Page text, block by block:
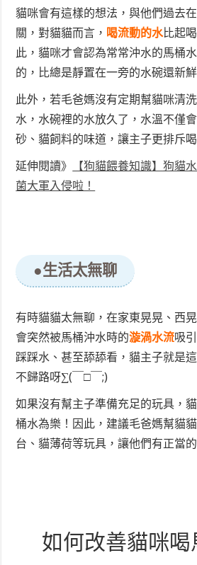
貓咪會有這樣的想法，與他們過去
關，對貓貓而言， 喝流動的水比起
此，貓咪才會認為常常沖水的馬桶
的，比總是靜置在一旁的水碗還新
此外，若毛爸媽沒有定期幫貓咪清
水，水碗裡的水放久了，水溫不僅
砂、貓飼料的味道，讓主子更排斥
延伸閱讀》
【狗貓餵養知識】狗貓
菌大軍入侵啦！
●生活太無聊
有時貓貓太無聊，在家東晃晃、西
會突然被馬桶沖水時的漩渦水流吸
踩踩水、甚至舔舔看，貓主子就是
不歸路呀∑(￣□￣;)
如果沒有幫主子準備充足的玩具，
桶水為樂！因此，建議毛爸媽幫貓
台、貓薄荷等玩具，讓他們有正當
如何改善貓咪喝